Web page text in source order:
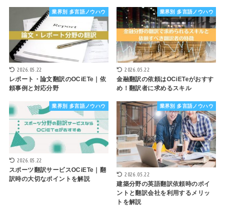
業界別 多言語ノウハウ
2026.05.22
レポート・論文翻訳のOCiETe｜依
頼事例と対応分野
業界別 多言語ノウハウ
2026.05.22
金融翻訳の依頼はOCiETeがおすす
め！翻訳者に求めるスキル
業界別 多言語ノウハウ
2026.05.22
スポーツ翻訳サービスOCiETe｜翻
訳時の大切なポイントを解説
業界別 多言語ノウハウ
2026.05.22
建築分野の英語翻訳依頼時のポイ
ントと翻訳会社を利用するメリッ
トを解説